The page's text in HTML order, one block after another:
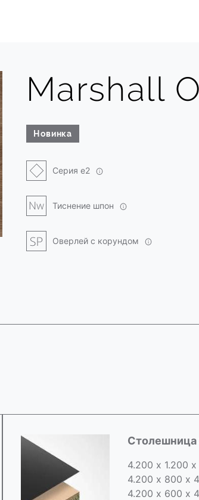
Marshall
Новинка
Серия e2
Тиснение шпон
Оверлей с корундом
Столешница
4.200 х 1.200
4.200 х 800 х
4.200 х 600 х